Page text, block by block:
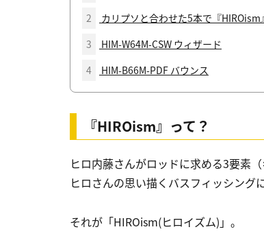
2
カリプソと合わせた5本で『HIROism
3
HIM-W64M-CSW ウィザード
4
HIM-B66M-PDF バウンス
『HIROism』って？
ヒロ内藤さんがロッドに求める3要素
ヒロさんの思い描くバスフィッシング
それが「HIROism(ヒロイズム)」。